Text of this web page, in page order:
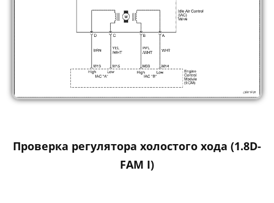
Проверка регулятора холостого хода (1.8D-
FAM I)